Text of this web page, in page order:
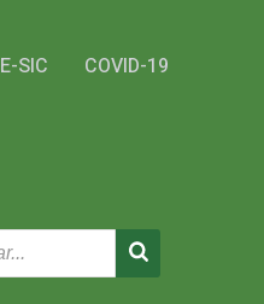
E-SIC COVID-19